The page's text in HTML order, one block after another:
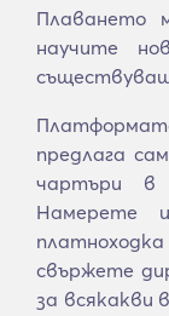
Плаването
научите
предлага
чартъри в
Намерете
свържете
за всякакви